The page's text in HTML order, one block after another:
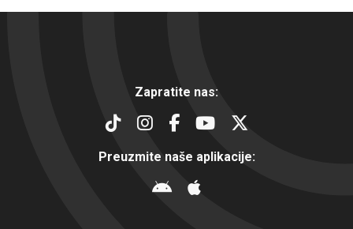
Zapratite nas:
Preuzmite naše aplikacije: